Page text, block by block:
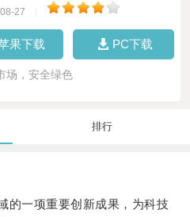
27
果下载 PC下载
场，安全绿色
排行
一项重要创新成果，为科技